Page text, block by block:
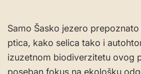
Samo Šasko jezero
ptica, kako selica tako i
izuzetnom biodiverzitetu ovog